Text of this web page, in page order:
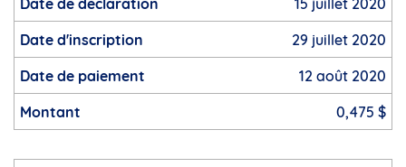
29 juillet 2020
12 août 2020
0,475 $